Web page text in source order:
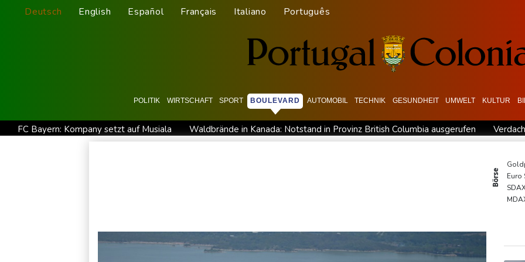
Deutsch English Español Français Italiano Português
POLITIK WIRTSCHAFT SPORT BOULEVARD AUTOMOBIL TECHNIK GESUNDHEIT UMWELT KULTUR
FC Bayern: Kompany setzt auf Musiala Waldbrände in Kanada: Notstand in Provinz British Columbia ausgerufen
Iran bekräftigt harte Haltung in Streit um Straße von
Basketball-WM: Geiselsöder macht
Börse
Euro